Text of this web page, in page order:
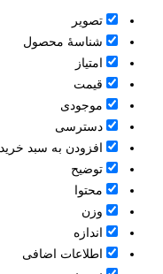
تصویر
شناسۀ محصول
امتیاز
قيمت
موجودی
دسترسی
افزودن به سبد خرید
توضیح
محتوا
وزن
اندازه
اطلاعات اضافی